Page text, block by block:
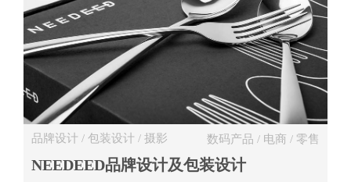
品牌设计 / 包装设计 / 摄影 数码产品 / 电商 / 零售
NEEDEED品牌设计及包装设计